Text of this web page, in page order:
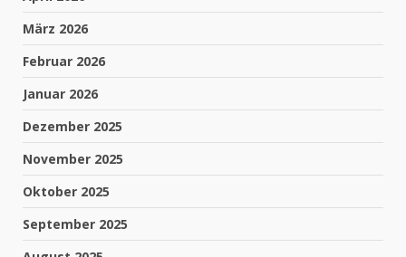
März 2026
Februar 2026
Januar 2026
Dezember 2025
November 2025
Oktober 2025
September 2025